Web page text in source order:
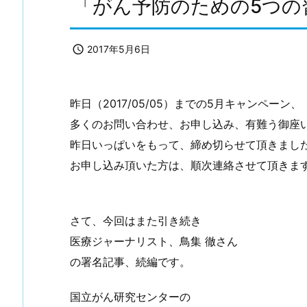
「がん予防のための5つの
 2017年5月6日
昨日（2017/05/05）までの5月キャンペーン、
多くのお問い合わせ、お申し込み、有難う御座
昨日いっぱいをもって、締め切らせて頂きました
お申し込み頂いた方は、順次連絡させて頂きます
さて、今回はまた引き続き
医療ジャーナリスト、鳥集 徹さん
の署名記事、続編です。
国立がん研究センターの